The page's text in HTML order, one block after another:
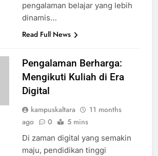
pengalaman belajar yang lebih
dinamis…
Read Full News
Pengalaman Berharga:
Mengikuti Kuliah di Era
Digital
kampuskaltara
11 months
ago
0 5 mins
Di zaman digital yang semakin
maju, pendidikan tinggi